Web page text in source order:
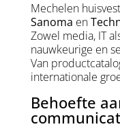
Mechelen
Sanoma en
Zowel media, IT
nauwkeurige en
Van
internationale
Behoefte